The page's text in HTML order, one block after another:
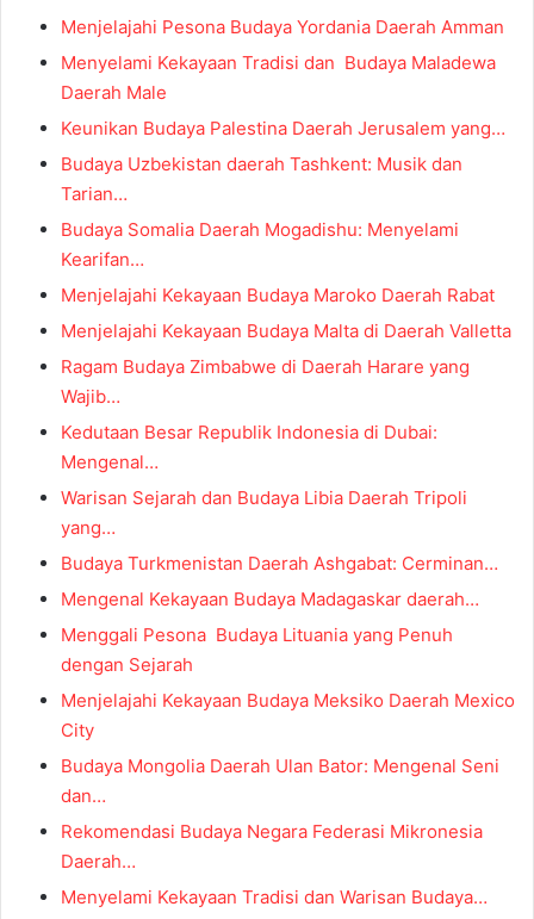
Menjelajahi Pesona Budaya Yordania Daerah Amman
Menyelami Kekayaan Tradisi dan Budaya Maladewa
Daerah Male
Keunikan Budaya Palestina Daerah Jerusalem yang…
Budaya Uzbekistan daerah Tashkent: Musik dan
Tarian…
Budaya Somalia Daerah Mogadishu: Menyelami
Kearifan…
Menjelajahi Kekayaan Budaya Maroko Daerah Rabat
Menjelajahi Kekayaan Budaya Malta di Daerah Valletta
Ragam Budaya Zimbabwe di Daerah Harare yang
Wajib…
Kedutaan Besar Republik Indonesia di Dubai:
Mengenal…
Warisan Sejarah dan Budaya Libia Daerah Tripoli
yang…
Budaya Turkmenistan Daerah Ashgabat: Cerminan…
Mengenal Kekayaan Budaya Madagaskar daerah…
Menggali Pesona Budaya Lituania yang Penuh
dengan Sejarah
Menjelajahi Kekayaan Budaya Meksiko Daerah Mexico
City
Budaya Mongolia Daerah Ulan Bator: Mengenal Seni
dan…
Rekomendasi Budaya Negara Federasi Mikronesia
Daerah…
Menyelami Kekayaan Tradisi dan Warisan Budaya…